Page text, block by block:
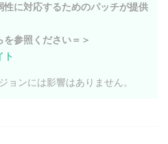
に対応するためのパッチが提供
参照ください＝＞
ト
ョンには影響はありません。